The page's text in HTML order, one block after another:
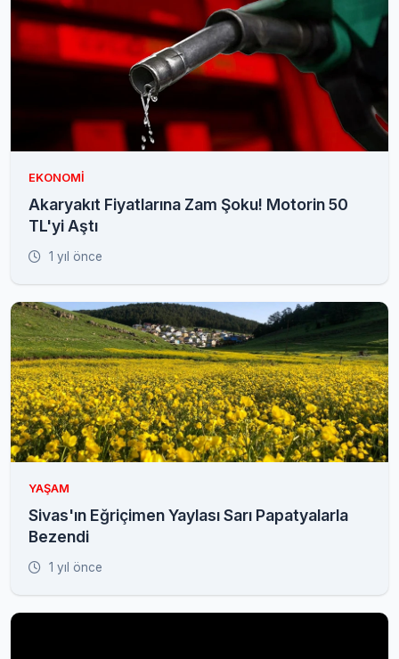
EKONOMI
Akaryakıt Fiyatlarına Zam Şoku! Motorin 50
TL'yi Aştı
1 yıl önce
YAŞAM
Sivas'ın Eğriçimen Yaylası Sarı Papatyalarla
Bezendi
1 yıl önce